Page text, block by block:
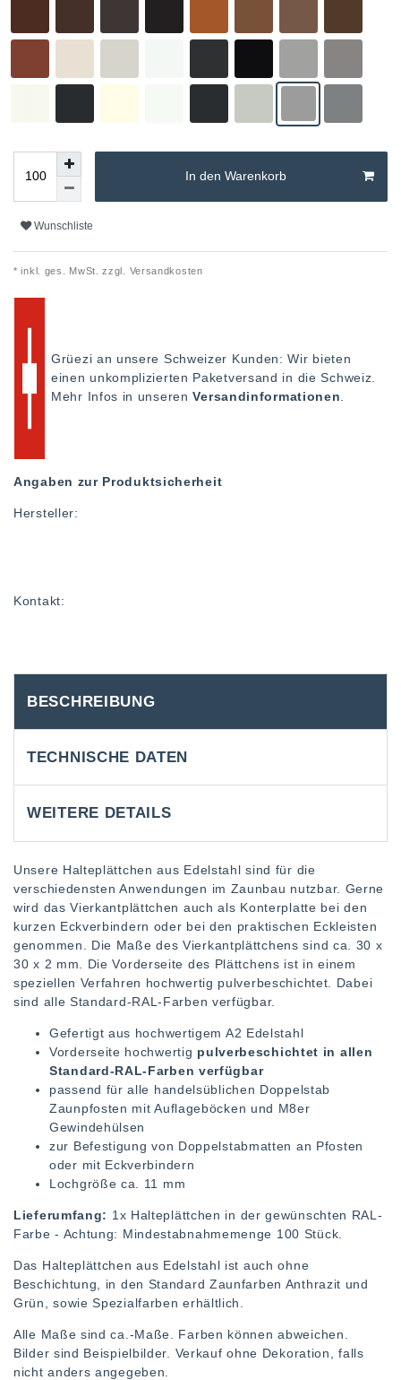
In den Warenkorb
Wunschliste
* inkl. ges. MwSt. zzgl. Versandkosten
Grüezi an unsere Schweizer Kunden: Wir bieten
einen unkomplizierten Paketversand in die Schweiz.
Mehr Infos in unserenVersandinformationen
Angaben zur Produktsicherheit
Hersteller:
Kontakt:
BESCHREIBUNG
TECHNISCHE DATEN
WEITERE DETAILS
Unsere Halteplättchen aus Edelstahl sind für die
verschiedensten Anwendungen im Zaunbau nutzbar. Gerne
wird das Vierkantplättchen auch als Konterplatte bei den
kurzen Eckverbindern oder bei den praktischen Eckleisten
genommen. Die Maße des Vierkantplättchens sind ca. 30 x
30 x 2 mm. Die Vorderseite des Plättchens ist in einem
speziellen Verfahren hochwertig pulverbeschichtet. Dabei
sind alle Standard-RAL-Farben verfügbar.
Gefertigt aus hochwertigem A2 Edelstahl
Vorderseite hochwertig pulverbeschichtet in allen
Standard-RAL-Farben verfügbar
passend für alle handelsüblichen Doppelstab
Zaunpfosten mit Auflageböcken und M8er
Gewindehülsen
zur Befestigung von Doppelstabmatten an Pfosten
oder mit Eckverbindern
Lochgröße ca. 11 mm
Lieferumfang: 1x Halteplättchen in der gewünschten RAL-
Farbe - Achtung: Mindestabnahmemenge 100 Stück.
Das Halteplättchen aus Edelstahl ist auch ohne
Beschichtung, in den Standard Zaunfarben Anthrazit und
Grün, sowie Spezialfarben erhältlich.
Alle Maße sind ca.-Maße. Farben können abweichen.
Bilder sind Beispielbilder. Verkauf ohne Dekoration, falls
nicht anders angegeben.